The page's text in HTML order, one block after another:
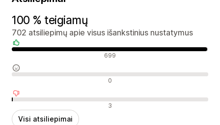
100 % teigiamų
702 atsiliepimų apie visus išankstinius nustatymus
Teigiami atsiliepimai 699
Neutralūs atsiliepimai 0
Neigiami atsiliepimai 3
Visi atsiliepimai